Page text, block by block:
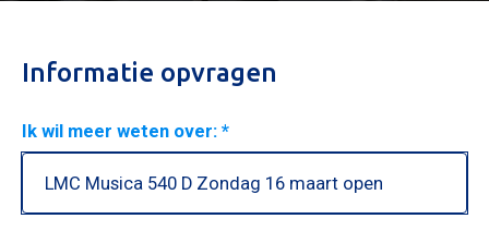
Informatie opvragen
Ik wil meer weten over: *